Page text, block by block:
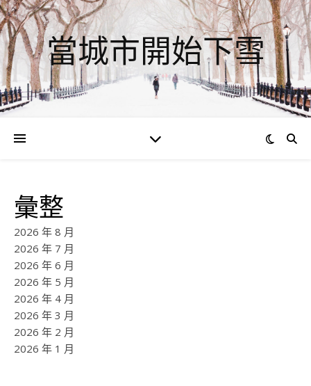
當城市開始下雪
彙整
2026 年 8 月
2026 年 7 月
2026 年 6 月
2026 年 5 月
2026 年 4 月
2026 年 3 月
2026 年 2 月
2026 年 1 月